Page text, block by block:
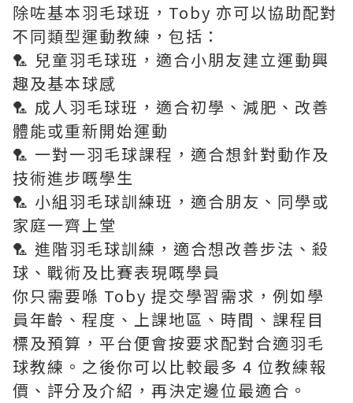
除咗基本羽毛球班，Toby 亦可以協助配對
不同類型運動教練，包括：
🏸 兒童羽毛球班，適合小朋友建立運動興
趣及基本球感
🏸 成人羽毛球班，適合初學、減肥、改善
體能或重新開始運動
🏸 一對一羽毛球課程，適合想針對動作及
技術進步嘅學生
🏸 小組羽毛球訓練班，適合朋友、同學或
家庭一齊上堂
🏸 進階羽毛球訓練，適合想改善步法、殺
球、戰術及比賽表現嘅學員
你只需要喺 Toby 提交學習需求，例如學
員年齡、程度、上課地區、時間、課程目
標及預算，平台便會按要求配對合適羽毛
球教練。之後你可以比較最多 4 位教練報
價、評分及介紹，再決定邊位最適合。